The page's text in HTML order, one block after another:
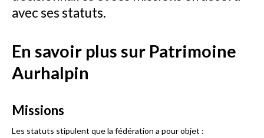
avec ses statuts.
En savoir plus sur Patrimoine
Aurhalpin
Missions
Les statuts stipulent que la fédération a pour objet :